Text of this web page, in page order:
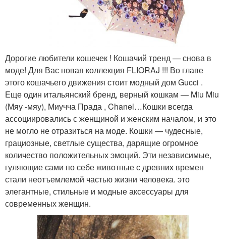
Дорогие любители кошечек ! Кошачий тренд — снова в
моде! Для Вас новая коллекция FLIORAJ !!! Во главе
этого кошачьего движения стоит модный дом Gucci .
Еще один итальянский бренд, верный кошкам — Miu Miu
(Мяу -мяу), Миучча Прада , Chanel…Кошки всегда
ассоциировались с женщиной и женским началом, и это
не могло не отразиться на моде. Кошки — чудесные,
грациозные, светлые существа, дарящие огромное
количество положительных эмоций. Эти независимые,
гуляющие сами по себе животные с древних времен
стали неотъемлемой частью жизни человека. это
элегантные, стильные и модные аксессуары для
современных женщин.